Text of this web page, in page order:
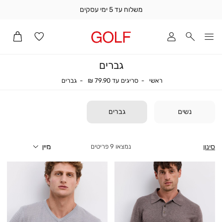
משלוח עד 5 ימי עסקים
גברים
ראשי ראשיסריגים עד 79.90 ₪ סריגים עד 79.90 ₪
גברים
נשים גברים
סינון 9 פריטים